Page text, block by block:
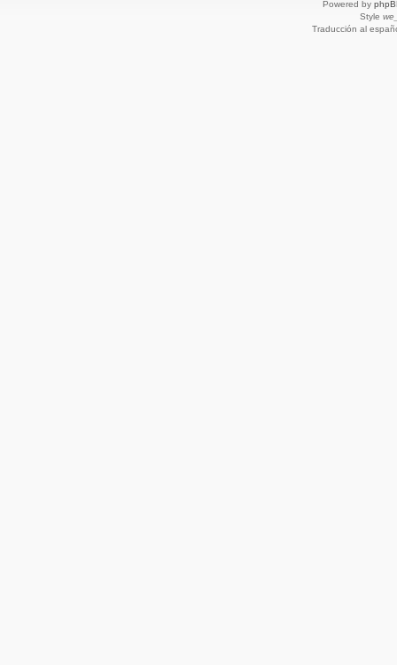
Powered by
Style
Traducción al